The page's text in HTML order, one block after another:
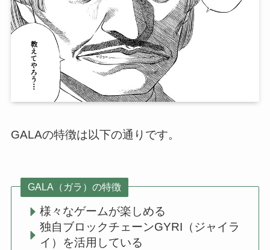
GALAの特徴は以下の通りです。
GALA（ガラ）の特徴
様々なゲームが楽しめる
独自ブロックチェーンGYRI（ジャイラ
イ）を活用している